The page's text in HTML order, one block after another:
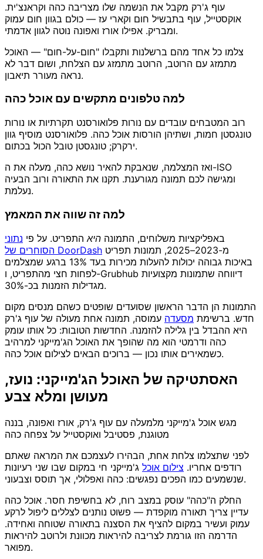
עוף ג'רק מקבל את הנשמה שלו מצריבה כהה וקראנצ'ית.
אוקסטייל, עוף בתבשיל חום וקארי עז — כולם בגוון חום עמוק
ומבריק. אפילו אורז ואפונה נוטה לגוון אדמתי.
צלמו כל אחד מהם ברשלנות ותקבלו "חום-על-חום" — האוכל
מתמזג עם הרוטב, הרוטב מתמזג עם הצלחת, ושום דבר לא
נראה מעורר תיאבון.
למה טלפונים מתקשים עם אוכל כהה
רוב המטבחים עובדים עם נורות פלואורסנט תקרתיות או נורות
טונגסטן חמות, ושתיהן הורסות אוכל כהה. פלואורסנט מוסיף גוון
ירקרק; טונגסטן טובל הכול בכתום.
ואז המצלמה, שנאבקת להאיר נושא כהה, מעלה את ה-ISO
ומגישה לכם תמונה מגורענת. תקנו את התאורה ורוב הבעיה
נעלמת.
למה זה שווה את המאמץ
באפליקציות משלוחים, התמונה היא התפריט. על פי נתוני
הסוחרים של DoorDash
באיכות גבוהה יכולות להעלות מכירות בעד 13% ברגע שמצלמים
לפחות חצי מהתפריט, ו-Grubhub דיווחה שתמונות מקצועיות
מגדילות הזמנות בכ-30%.
התמונות הן הדבר הראשון שסועדים שופטים כשהם מנסים מקום
חדש. ברשימת מסעדה עמוסה, תמונה אחת מעולה של עוף ג'רק
היא ההבדל בין גלילה להזמנה. החדשות הטובות: כל אותו עומק
כהה ודרמטי הוא מה שהופך את האוכל הג'מייקני למרהיב
כשמאירים אותו נכון — ברוכים הבאים לצילום אוכל כהה.
האסתטיקה של האוכל הג'מייקני: נועז,
מעושן ומלא צבע
מגש אוכל ג'מייקני מלמעלה עם עוף ג'רק, אורז ואפונה, בננה
מטוגנת, פסטיבל ואוקסטייל על צפחה כהה
לפני שתצלמו צלחת אחת, הבהירו לעצמכם את המראה שאתם
רודפים אחריו. צילום אוכל ג'מייקני חי במקום שבו שני רעיונות
שנשמעים כמו הפכים נפגשים: כהה ואפלולי, אך תוסס וצבעוני.
החלק ה"כהה" עוסק במצב רוח, לא בחשיפת חסר. אוכל כהה
עדיין צריך תאורה מוקפדת — פשוט נותנים לצללים ליפול לרקע
עמוק ועשיר במקום להציף את הסצנה בתאורה שטוחה ואחידה.
הדרמה הזו גורמת לצריבה להיראות מכוונת ולרוטב להיראות
מפואר.